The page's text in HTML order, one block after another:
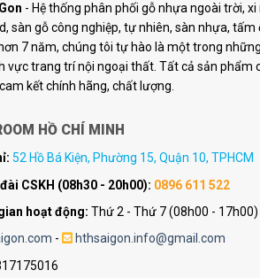
- Hệ thống phân phối gỗ nhựa ngoài trời,
sàn gỗ công nghiệp, tự nhiên, sàn nhựa, tấm
7 năm, chúng tôi tự hào là một trong
vực trang trí nội ngoại thất. Tất cả sản phẩm
kết chính hãng, chất lượng.
HỒ CHÍ MINH
52 Hồ Bá Kiện, Phường 15, Quận 10, TPHCM
CSKH (08h30 - 20h00): 0896 611 522
hoạt động: Thứ 2 - Thứ 7 (08h00 - 17h00)
-
hthsaigon.info@gmail.com